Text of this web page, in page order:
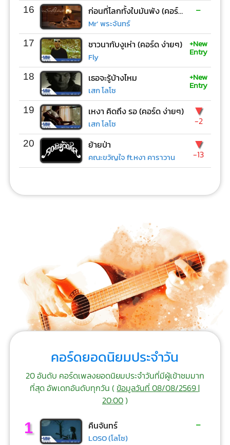
16 ก่อนที่โลกทั้งใบมันพัง (คอร์ด ง่ายๆ)
Mr’ พระจันทร์
-
17 ชาวนากับงูเห่า (คอร์ด ง่ายๆ)
Fly
+New
Entry
18 เธอจะรู้บ้างไหม
เสก โลโซ
+New
Entry
19 เหงา คิดถึง รอ (คอร์ด ง่ายๆ)
เสก โลโซ
▼
-2
20 ย้ายป่า
คณะขวัญใจ ft.หงา คาราวาน
▼
-13
คอร์ดยอดนิยมประจำวัน
20 อันดับ คอร์ดเพลงยอดนิยมประจำวันที่มีผู้เข้าชมมาก
ที่สุด อัพเดทอันดับทุกวัน (ข้อมูลวันที่ 08/08/2569 |
20:00)
1 คืนจันทร์
LOSO (โลโซ)
-